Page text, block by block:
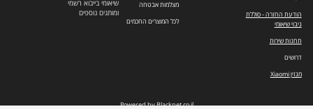
הודעת החזרה - סוללת
גיבוי שיאומי
תחנות שירות
דרושים
מגזין Xiaomi
מצלמות אבטחה
לכל המוצרים החכמים
שיאומי בייבוא רשמי
ומותגים נוספים
Powered by Blacknet.co.il